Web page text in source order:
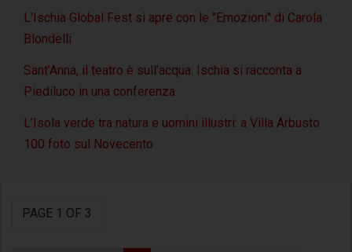
L'Ischia Global Fest si apre con le "Emozioni" di Carola
Blondelli
Sant’Anna, il teatro è sull’acqua: Ischia si racconta a
Piediluco in una conferenza
L’Isola verde tra natura e uomini illustri: a Villa Arbusto
100 foto sul Novecento
PAGE 1 OF 3